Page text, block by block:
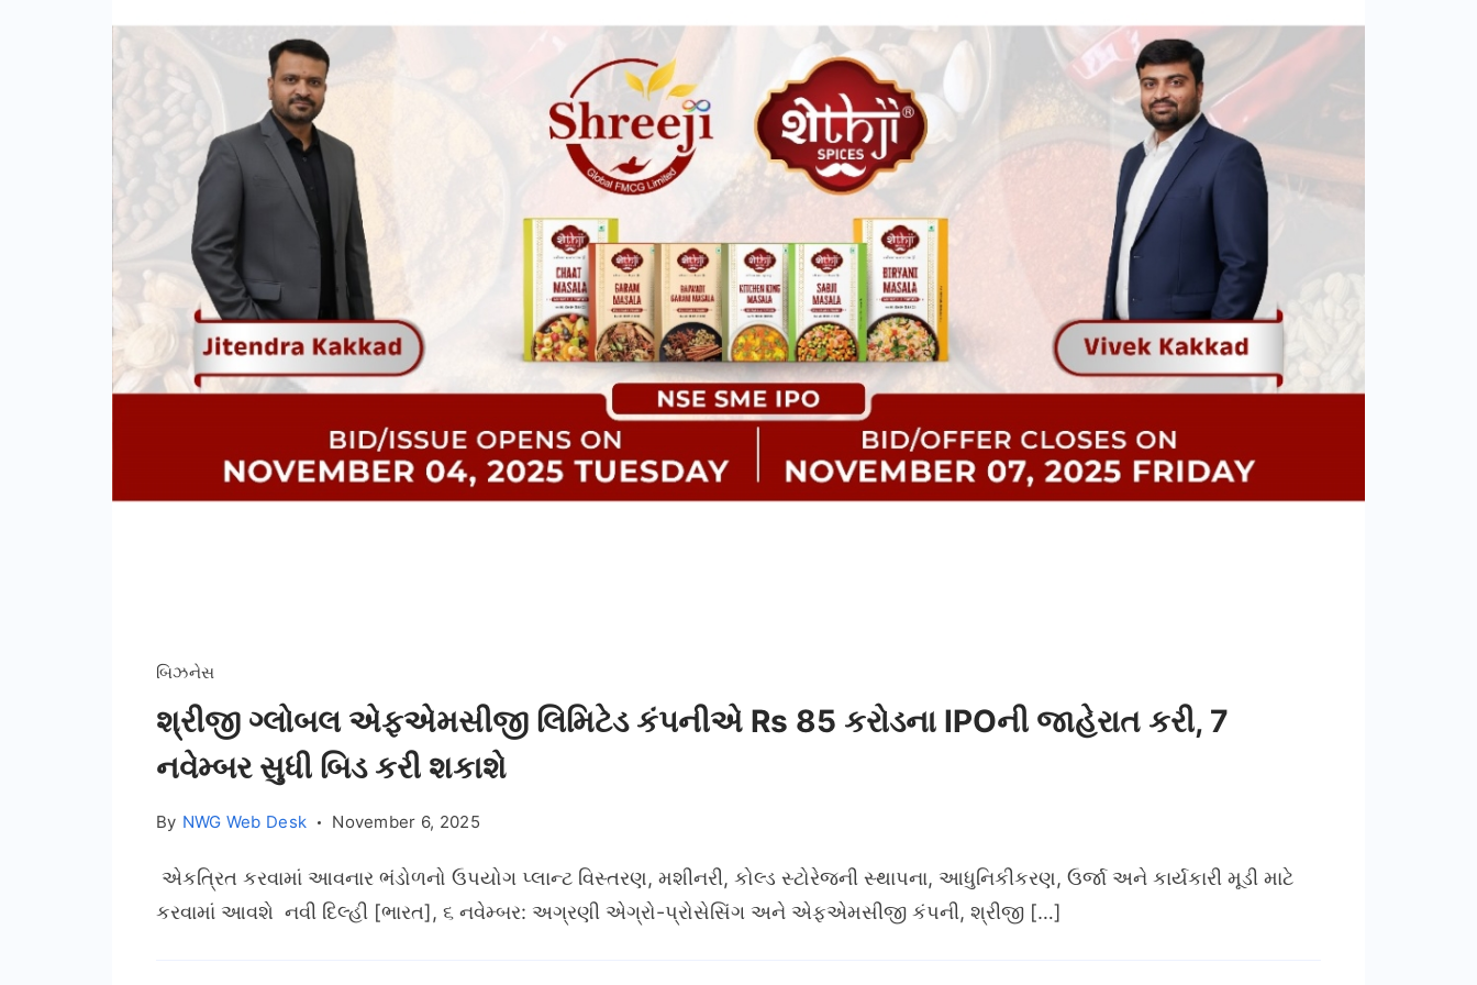
બિઝનેસ
શ્રીજી ગ્લોબલ એફએમસીજી લિમિટેડ કંપનીએ Rs 85 કરોડના IPOની જાહેરાત કરી, 7
નવેમ્બર સુધી બિડ કરી શકાશે
By NWG Web Desk November 6, 2025
એકત્રિત કરવામાં આવનાર ભંડોળનો ઉપયોગ પ્લાન્ટ વિસ્તરણ, મશીનરી, કોલ્ડ સ્ટોરેજની સ્થાપના, આધુનિકીકરણ, ઉર્જા અને કાર્યકારી મૂડી માટે
કરવામાં આવશે નવી દિલ્હી [ભારત], ૬ નવેમ્બર: અગ્રણી એગ્રો-પ્રોસેસિંગ અને એફએમસીજી કંપની, શ્રીજી […]